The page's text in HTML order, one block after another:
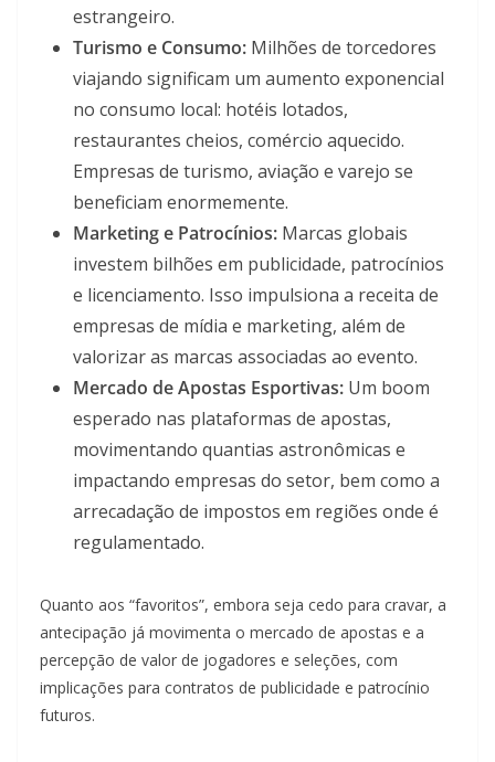
estrangeiro.
Turismo e Consumo: Milhões de torcedores
viajando significam um aumento exponencial
no consumo local: hotéis lotados,
restaurantes cheios, comércio aquecido.
Empresas de turismo, aviação e varejo se
beneficiam enormemente.
Marketing e Patrocínios: Marcas globais
investem bilhões em publicidade, patrocínios
e licenciamento. Isso impulsiona a receita de
empresas de mídia e marketing, além de
valorizar as marcas associadas ao evento.
Mercado de Apostas Esportivas: Um boom
esperado nas plataformas de apostas,
movimentando quantias astronômicas e
impactando empresas do setor, bem como a
arrecadação de impostos em regiões onde é
regulamentado.
Quanto aos “favoritos”, embora seja cedo para cravar, a
antecipação já movimenta o mercado de apostas e a
percepção de valor de jogadores e seleções, com
implicações para contratos de publicidade e patrocínio
futuros.